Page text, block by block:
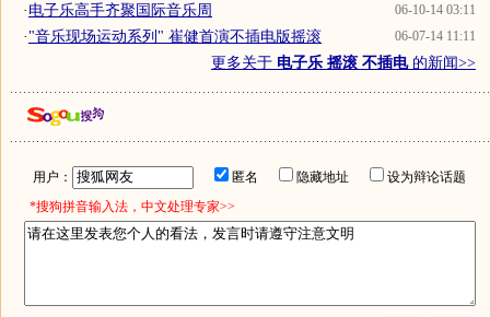
06-10-14 03:11
·电子乐高手齐聚国际音乐周
06-07-14 11:11
·"音乐现场运动系列" 崔健首演不插电版摇滚
更多关于 电子乐 摇滚 不插电的新闻>>
用户： 匿名 隐藏地址
设为辩论话题
*搜狗拼音输入法，中文处理专家>>